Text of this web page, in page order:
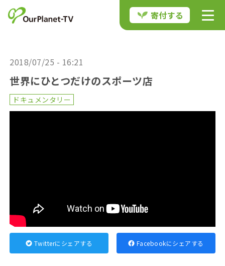
寄付する
2018/07/25 - 16:21
世界にひとつだけのスポーツ店
ドキュメンタリー
Twitterにシェアする Facebookにシェアする